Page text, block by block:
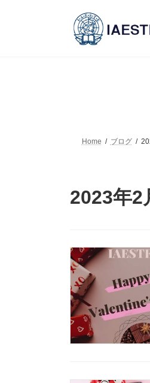
Home ブログ
2023年2